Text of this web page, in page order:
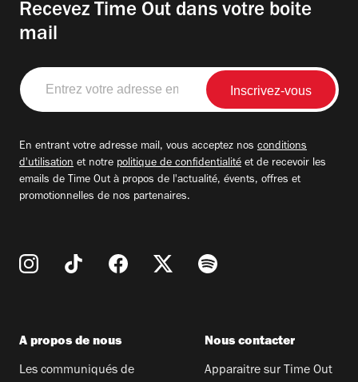
Recevez Time Out dans votre boite
mail
Entrez
votre
adresse
En entrant votre adresse mail, vous acceptez nos conditions
d'utilisation et notre politique de confidentialité et de recevoir les
emails de Time Out à propos de l'actualité, évents, offres et
promotionnelles de nos partenaires.
A propos de nous
Les communiqués de
Nous contacter
Apparaitre sur Time Out